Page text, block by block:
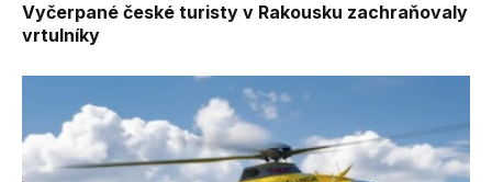
Vyčerpané české turisty v Rakousku zachraňovaly
vrtulníky